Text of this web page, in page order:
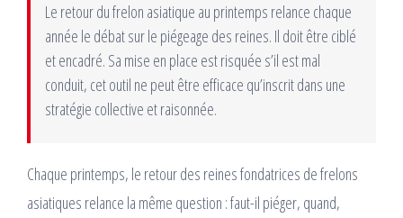
Le retour du frelon asiatique au printemps relance chaque
année le débat sur le piégeage des reines. Il doit être ciblé
et encadré. Sa mise en place est risquée s’il est mal
conduit, cet outil ne peut être efficace qu’inscrit dans une
stratégie collective et raisonnée.
Chaque printemps, le retour des reines fondatrices de frelons
asiatiques relance la même question : faut-il piéger, quand,